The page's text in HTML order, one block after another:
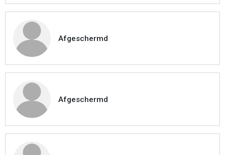
Afgeschermd
Afgeschermd